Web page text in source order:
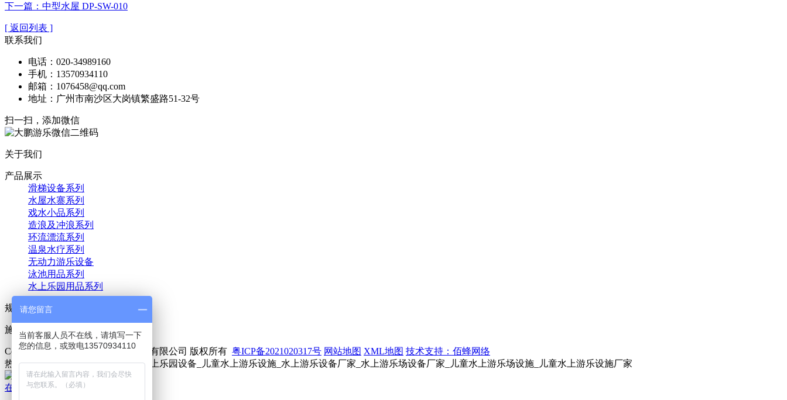
下一篇：中型水屋 DP-SW-010
[ 返回列表 ]
联系我们
电话：020-34989160
手机：13570934110
邮箱：1076458@qq.com
地址：广州市南沙区大岗镇繁盛路51-32号
扫一扫，添加微信
关于我们
产品展示
滑梯设备系列
水屋水寨系列
戏水小品系列
造浪及冲浪系列
环流漂流系列
温泉水疗系列
无动力游乐设备
泳池用品系列
水上乐园用品系列
规划设计
施工记录
Copyright © 2021 广东大鹏游乐科技有限公司 版权所有 粤ICP备2021020317号 网站地图 XML地图 技术支持：佰蜂网络
热门关键词：水上游乐设备_儿童水上乐园设备_儿童水上游乐设施_水上游乐设备厂家_水上游乐场设备厂家_儿童水上游乐场设施_儿童水上游乐设施厂家
在线咨询 联系方式 二维码
请您留言
当前客服人员不在线，请填写一下
您的信息，或致电13570934110